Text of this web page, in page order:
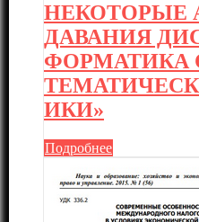
НЕКОТОРЫЕ
ДАВАНИЯ
ФОРМАТИКА
ИКИ»
Подробнее